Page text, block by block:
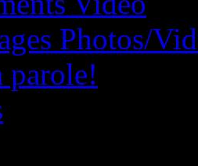
Photos/
parole!